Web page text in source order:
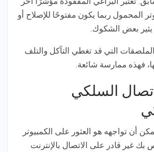
المحمول ربما يكون مفتوحًا للإصلاح أو
يثير بعض الشكوك.
التي قد تغطي التآكل والتلف
فهذه ممارسة شائعة.
السلكي
أن تواجهه هو العثور على الكمبيوتر
بك غير قادر على الاتصال بالإنترنت